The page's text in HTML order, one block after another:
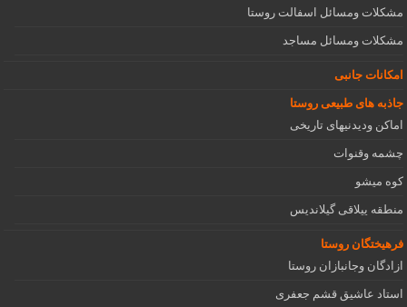
مشکلات ومسائل اسفالت روستا
مشکلات ومسائل مساجد
امکانات جانبی
جاذبه های طبیعی روستا
اماکن ودیدنیهای تاریخی
چشمه وقنوات
کوه میشو
منطقه ییلاقی گیلاندیس
فرهیختگان روستا
ازادگان وجانبازان روستا
استاد عاشیق قشم جعفری